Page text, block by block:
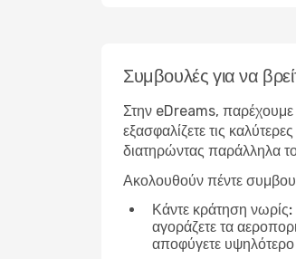
Συμβουλές για να
Στην eDreams, παρέχουμε
εξασφαλίζετε τις
διατηρώντας παράλληλα
Ακολουθούν πέντε
Κάντε κράτηση νωρίς:
αγοράζετε τα
αποφύγετε